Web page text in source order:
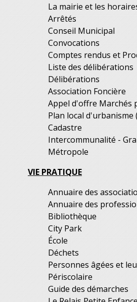
La mairie et les
Arrêtés
Conseil Municipal
Convocations
Comptes rendus et
Liste des délibérations
Délibérations
Association Foncière
Appel d'offre Marchés
Plan local d'urbanisme
Cadastre
Intercommunalité -
Métropole
VIE PRATIQUE
Annuaire des
Annuaire des
Bibliothèque
City Park
École
Déchets
Personnes âgées et
Périscolaire
Guide des démarches